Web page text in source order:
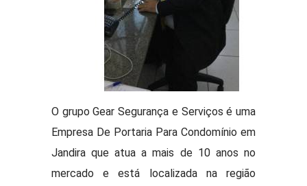
O grupo Gear Segurança e Serviços é uma
Empresa De Portaria Para Condomínio em
Jandira que atua a mais de 10 anos no
mercado e está localizada na região